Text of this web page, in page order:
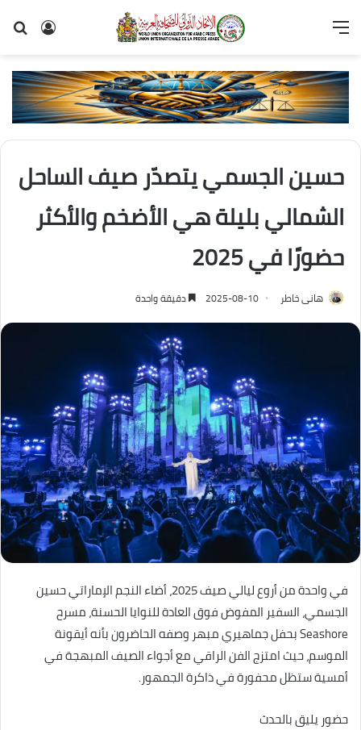
تسجيل
القائمة
حسين الجسمي يتصدّر صيف الساحل
الشمالي بليلة هي الأضخم والأكثر
حضورًا في 2025
هانى خاطر 2025-08-10 دقيقة واحدة
في واحدة من أروع ليالي صيف 2025، أضاء النجم الإماراتي حسين
الجسمي، السفير المفوض فوق العادة للنوايا الحسنة، مسرح
Seashore بحفل جماهيري مبهر وصفه الحاضرون بأنه أيقونة
الموسم، حيث امتزج الفن الراقي مع أجواء الصيف المبهجة في
أمسية ستظل محفورة في ذاكرة الجمهور.
حضور يليق بالحدث